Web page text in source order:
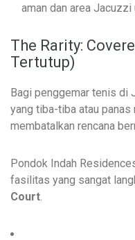
aman dan area
The Rarity:
Tertutup)
Bagi penggemar tenis di
yang tiba-tiba atau
membatalkan rencana
Pondok Indah
fasilitas yang sangat
Court.